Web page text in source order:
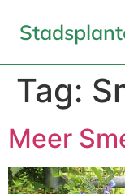
Tag:
Meer